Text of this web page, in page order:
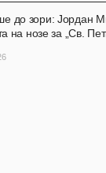
до зори: Јордан
на нозе за „Св.